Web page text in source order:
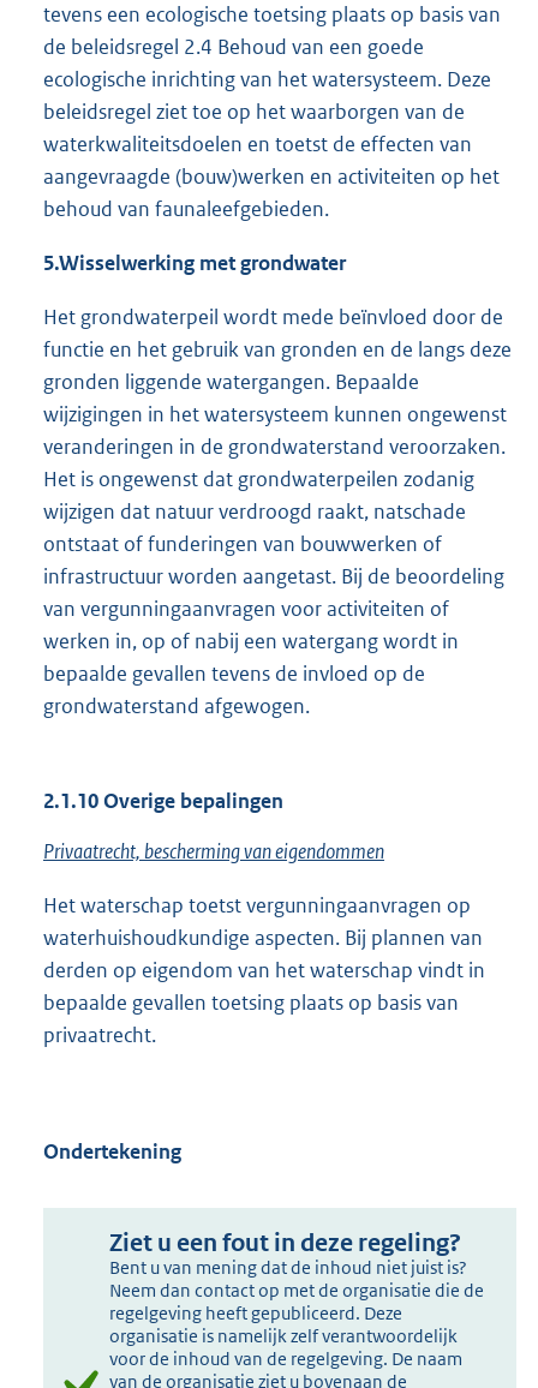
tevens een ecologische toetsing plaats op basis van
de beleidsregel 2.4 Behoud van een goede
ecologische inrichting van het watersysteem. Deze
beleidsregel ziet toe op het waarborgen van de
waterkwaliteitsdoelen en toetst de effecten van
aangevraagde (bouw)werken en activiteiten op het
behoud van faunaleefgebieden.
5.Wisselwerking met grondwater
Het grondwaterpeil wordt mede beïnvloed door de
functie en het gebruik van gronden en de langs deze
gronden liggende watergangen. Bepaalde
wijzigingen in het watersysteem kunnen ongewenst
veranderingen in de grondwaterstand veroorzaken.
Het is ongewenst dat grondwaterpeilen zodanig
wijzigen dat natuur verdroogd raakt, natschade
ontstaat of funderingen van bouwwerken of
infrastructuur worden aangetast. Bij de beoordeling
van vergunningaanvragen voor activiteiten of
werken in, op of nabij een watergang wordt in
bepaalde gevallen tevens de invloed op de
grondwaterstand afgewogen.
2.1.10 Overige bepalingen
Privaatrecht, bescherming van eigendommen
Het waterschap toetst vergunningaanvragen op
waterhuishoudkundige aspecten. Bij plannen van
derden op eigendom van het waterschap vindt in
bepaalde gevallen toetsing plaats op basis van
privaatrecht.
Ondertekening
Ziet u een fout in deze regeling?
Bent u van mening dat de inhoud niet juist is?
Neem dan contact op met de organisatie die de
regelgeving heeft gepubliceerd. Deze
organisatie is namelijk zelf verantwoordelijk
voor de inhoud van de regelgeving. De naam
van de organisatie ziet u bovenaan de